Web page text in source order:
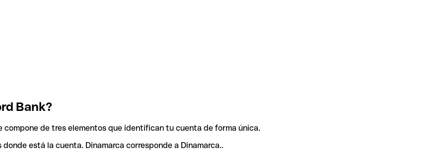
Bank?
de tres elementos que identifican tu cuenta de forma única.
está la cuenta. Dinamarca corresponde a Dinamarca..